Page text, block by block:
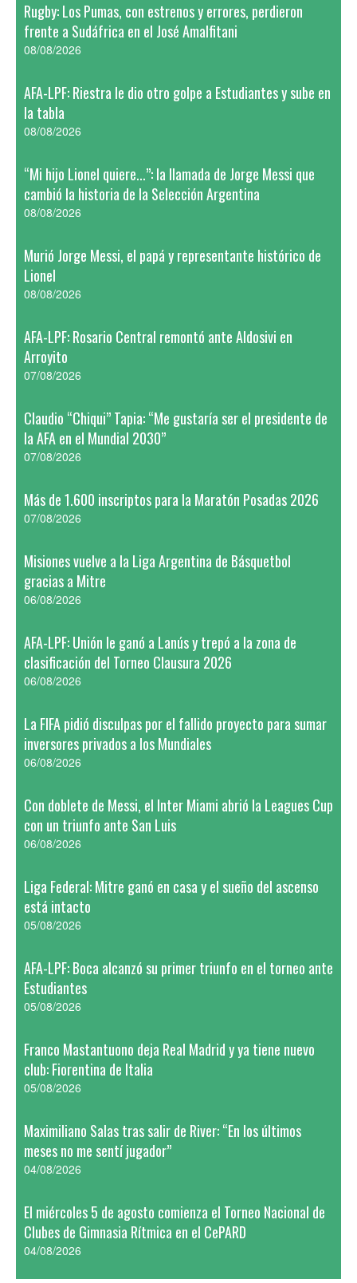
Rugby: Los Pumas, con estrenos y errores, perdieron
frente a Sudáfrica en el José Amalfitani
08/08/2026
AFA-LPF: Riestra le dio otro golpe a Estudiantes y sube en
la tabla
08/08/2026
“Mi hijo Lionel quiere...”: la llamada de Jorge Messi que
cambió la historia de la Selección Argentina
08/08/2026
Murió Jorge Messi, el papá y representante histórico de
Lionel
08/08/2026
AFA-LPF: Rosario Central remontó ante Aldosivi en
Arroyito
07/08/2026
Claudio “Chiqui” Tapia: “Me gustaría ser el presidente de
la AFA en el Mundial 2030”
07/08/2026
Más de 1.600 inscriptos para la Maratón Posadas 2026
07/08/2026
Misiones vuelve a la Liga Argentina de Básquetbol
gracias a Mitre
06/08/2026
AFA-LPF: Unión le ganó a Lanús y trepó a la zona de
clasificación del Torneo Clausura 2026
06/08/2026
La FIFA pidió disculpas por el fallido proyecto para sumar
inversores privados a los Mundiales
06/08/2026
Con doblete de Messi, el Inter Miami abrió la Leagues Cup
con un triunfo ante San Luis
06/08/2026
Liga Federal: Mitre ganó en casa y el sueño del ascenso
está intacto
05/08/2026
AFA-LPF: Boca alcanzó su primer triunfo en el torneo ante
Estudiantes
05/08/2026
Franco Mastantuono deja Real Madrid y ya tiene nuevo
club: Fiorentina de Italia
05/08/2026
Maximiliano Salas tras salir de River: “En los últimos
meses no me sentí jugador”
04/08/2026
El miércoles 5 de agosto comienza el Torneo Nacional de
Clubes de Gimnasia Rítmica en el CePARD
04/08/2026